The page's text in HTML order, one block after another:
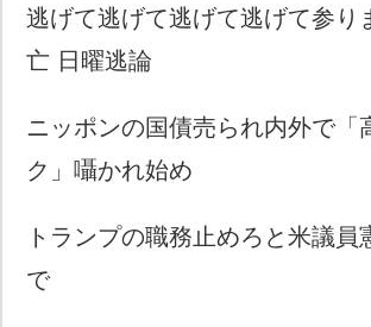
逃げて逃げて逃げて逃げて参り
亡 日曜逃論
ニッポンの国債売られ内外で「
ク」囁かれ始め
トランプの職務止めろと米議員
で